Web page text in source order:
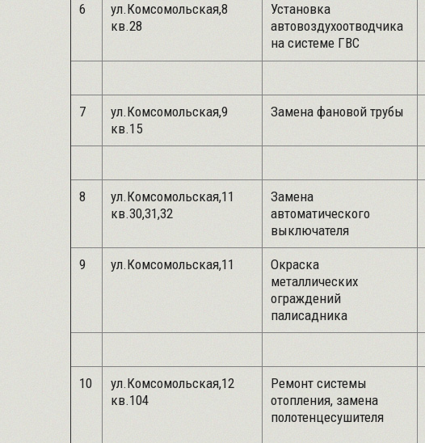
6
ул.Комсомольская,8
кв.28
Установка
автовоздухоотводчика
на системе ГВС
7
ул.Комсомольская,9
кв.15
Замена фановой трубы
8
ул.Комсомольская,11
кв.30,31,32
Замена
автоматического
выключателя
9 ул.Комсомольская,11
Окраска
металлических
ограждений
палисадника
10
ул.Комсомольская,12
кв.104
Ремонт системы
отопления, замена
полотенцесушителя